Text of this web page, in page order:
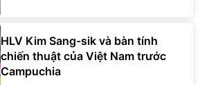
HLV Kim Sang-sik và bàn tính
chiến thuật của Việt Nam trước
Campuchia